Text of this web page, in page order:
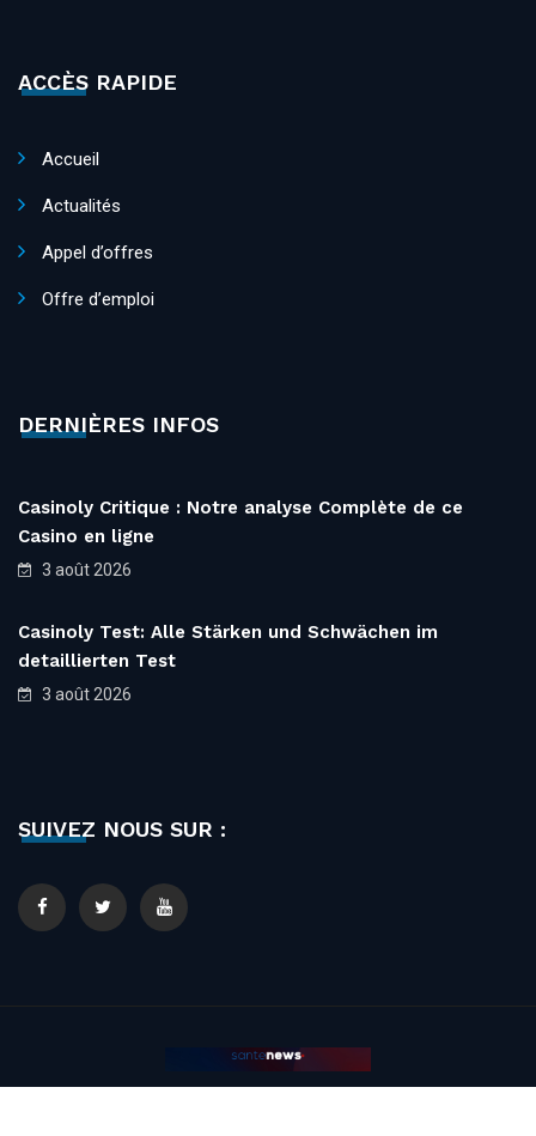
ACCÈS RAPIDE
Accueil
Actualités
Appel d’offres
Offre d’emploi
DERNIÈRES INFOS
Casinoly Critique : Notre analyse Complète de ce
Casino en ligne
3 août 2026
Casinoly Test: Alle Stärken und Schwächen im
detaillierten Test
3 août 2026
SUIVEZ NOUS SUR :